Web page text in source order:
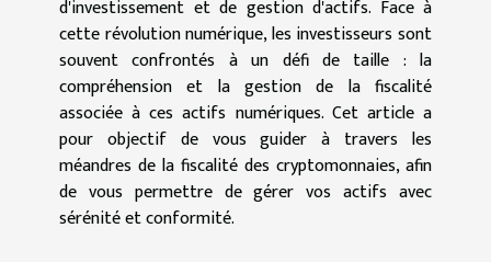
d'investissement et de gestion d'actifs. Face à
cette révolution numérique, les investisseurs sont
souvent confrontés à un défi de taille : la
compréhension et la gestion de la fiscalité
associée à ces actifs numériques. Cet article a
pour objectif de vous guider à travers les
méandres de la fiscalité des cryptomonnaies, afin
de vous permettre de gérer vos actifs avec
sérénité et conformité.